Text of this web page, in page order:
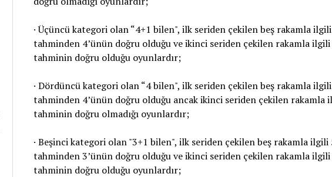
· Üçüncü kategori olan “4+1 bilen", ilk seriden çekilen beş rakamla
tahminden 4’ünün doğru olduğu ve ikinci seriden çekilen rakamla ilgili
tahminin doğru olduğu oyunlardır;
· Dördüncü kategori olan “4 bilen", ilk seriden çekilen beş rakamla
tahminden 4’ünün doğru olduğu ancak ikinci seriden çekilen rakamla
tahminin doğru olmadığı oyunlardır;
· Beşinci kategori olan "3+1 bilen", ilk seriden çekilen beş rakamla ilgili
tahminden 3’ünün doğru olduğu ve ikinci seriden çekilen rakamla ilgili
tahminin doğru olduğu oyunlardır;